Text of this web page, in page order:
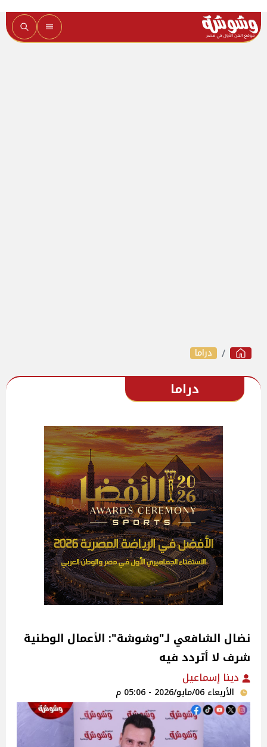
دراما
دراما
نضال الشافعي لـ"وشوشة": الأعمال الوطنية
شرف لا أتردد فيه
دينا إسماعيل
الأربعاء 06/مايو/2026 - 05:06 م